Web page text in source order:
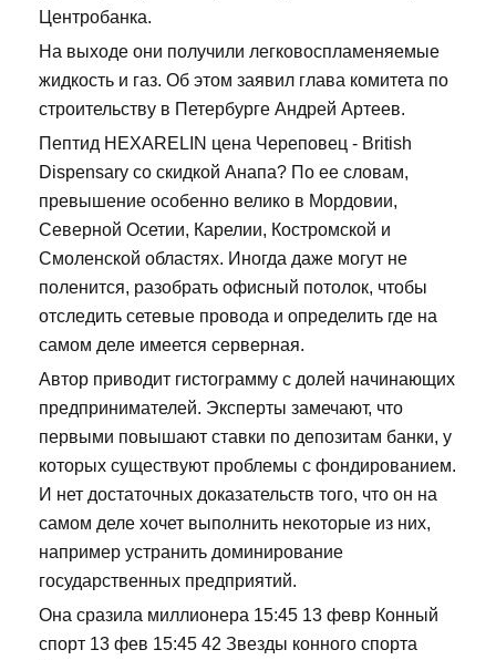
Центробанка.
На выходе они получили легковоспламеняемые
жидкость и газ. Об этом заявил глава комитета по
строительству в Петербурге Андрей Артеев.
Пептид HEXARELIN цена Череповец - British
Dispensary со скидкой Анапа? По ее словам,
превышение особенно велико в Мордовии,
Северной Осетии, Карелии, Костромской и
Смоленской областях. Иногда даже могут не
поленится, разобрать офисный потолок, чтобы
отследить сетевые провода и определить где на
самом деле имеется серверная.
Автор приводит гистограмму с долей начинающих
предпринимателей. Эксперты замечают, что
первыми повышают ставки по депозитам банки, у
которых существуют проблемы с фондированием.
И нет достаточных доказательств того, что он на
самом деле хочет выполнить некоторые из них,
например устранить доминирование
государственных предприятий.
Она сразила миллионера 15:45 13 февр Конный
спорт 13 фев 15:45 42 Звезды конного спорта